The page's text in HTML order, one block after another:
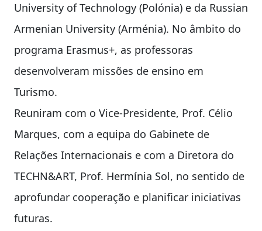
University of Technology (Polónia) e da Russian
Armenian University (Arménia). No âmbito do
programa Erasmus+, as professoras
desenvolveram missões de ensino em
Turismo.
Reuniram com o Vice-Presidente, Prof. Célio
Marques, com a equipa do Gabinete de
Relações Internacionais e com a Diretora do
TECHN&ART, Prof. Hermínia Sol, no sentido de
aprofundar cooperação e planificar iniciativas
futuras.